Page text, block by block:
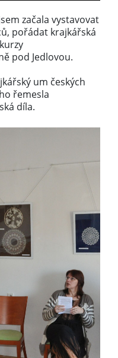
začala vystavovat
pořádat krajkářská
pod Jedlovou.
um českých
řemesla
díla.